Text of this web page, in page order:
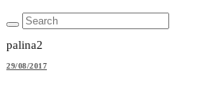
palina2
29/08/2017